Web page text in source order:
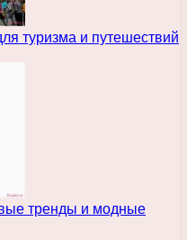
туризма и путешествий
тренды и модные